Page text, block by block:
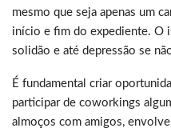
mesmo que seja apenas um
início e fim do expediente. O
solidão e até depressão se
É fundamental criar
participar de coworkings
almoços com amigos,